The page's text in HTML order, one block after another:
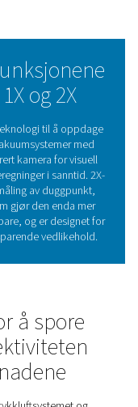
selv i
kostnader eller
Check Pro 1X og 2X
for å identifisere og
og vakuumsystemer.
kostnader og
kan det føre til
som gjør